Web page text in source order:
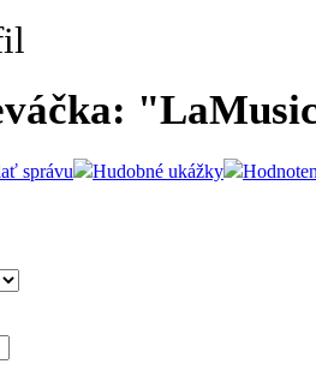
správu Hudobné ukážky